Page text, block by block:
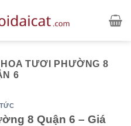
TƯƠI PHƯỜNG 8
6
8 Quận 6 – Giá